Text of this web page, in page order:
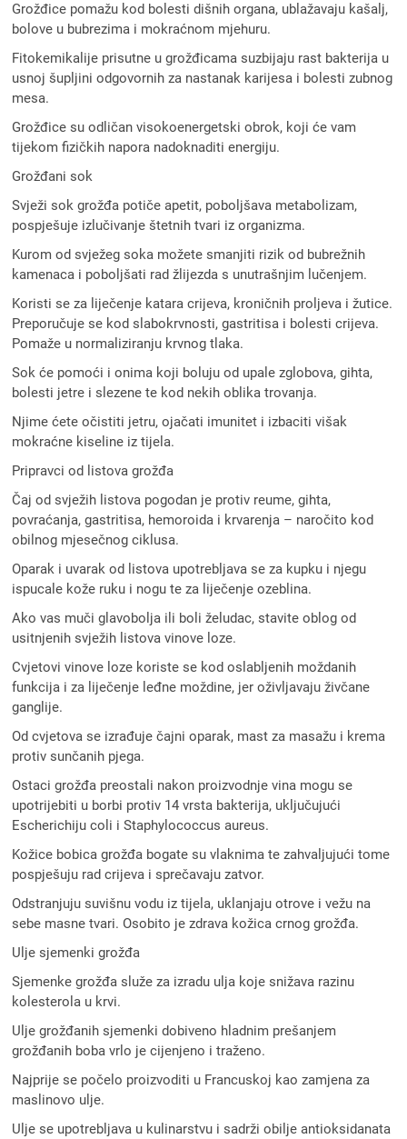
Grožđice pomažu kod bolesti dišnih organa, ublažavaju kašalj,
bolove u bubrezima i mokraćnom mjehuru.
Fitokemikalije prisutne u grožđicama suzbijaju rast bakterija u
usnoj šupljini odgovornih za nastanak karijesa i bolesti zubnog
mesa.
Grožđice su odličan visokoenergetski obrok, koji će vam
tijekom fizičkih napora nadoknaditi energiju.
Grožđani sok
Svježi sok grožđa potiče apetit, poboljšava metabolizam,
pospješuje izlučivanje štetnih tvari iz organizma.
Kurom od svježeg soka možete smanjiti rizik od bubrežnih
kamenaca i poboljšati rad žlijezda s unutrašnjim lučenjem.
Koristi se za liječenje katara crijeva, kroničnih proljeva i žutice.
Preporučuje se kod slabokrvnosti, gastritisa i bolesti crijeva.
Pomaže u normaliziranju krvnog tlaka.
Sok će pomoći i onima koji boluju od upale zglobova, gihta,
bolesti jetre i slezene te kod nekih oblika trovanja.
Njime ćete očistiti jetru, ojačati imunitet i izbaciti višak
mokraćne kiseline iz tijela.
Pripravci od listova grožđa
Čaj od svježih listova pogodan je protiv reume, gihta,
povraćanja, gastritisa, hemoroida i krvarenja – naročito kod
obilnog mjesečnog ciklusa.
Oparak i uvarak od listova upotrebljava se za kupku i njegu
ispucale kože ruku i nogu te za liječenje ozeblina.
Ako vas muči glavobolja ili boli želudac, stavite oblog od
usitnjenih svježih listova vinove loze.
Cvjetovi vinove loze koriste se kod oslabljenih moždanih
funkcija i za liječenje leđne moždine, jer oživljavaju živčane
ganglije.
Od cvjetova se izrađuje čajni oparak, mast za masažu i krema
protiv sunčanih pjega.
Ostaci grožđa preostali nakon proizvodnje vina mogu se
upotrijebiti u borbi protiv 14 vrsta bakterija, uključujući
Escherichiju coli i Staphylococcus aureus.
Kožice bobica grožđa bogate su vlaknima te zahvaljujući tome
pospješuju rad crijeva i sprečavaju zatvor.
Odstranjuju suvišnu vodu iz tijela, uklanjaju otrove i vežu na
sebe masne tvari. Osobito je zdrava kožica crnog grožđa.
Ulje sjemenki grožđa
Sjemenke grožđa služe za izradu ulja koje snižava razinu
kolesterola u krvi.
Ulje grožđanih sjemenki dobiveno hladnim prešanjem
grožđanih boba vrlo je cijenjeno i traženo.
Najprije se počelo proizvoditi u Francuskoj kao zamjena za
maslinovo ulje.
Ulje se upotrebljava u kulinarstvu i sadrži obilje antioksidanata